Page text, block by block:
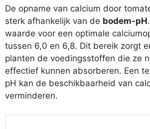
De opname van calcium door
sterk afhankelijk van de bodem-pH
waarde voor een optimale
tussen 6,0 en 6,8. Dit bereik zorgt
planten de voedingsstoffen die ze
effectief kunnen absorberen. Een
pH kan de beschikbaarheid van
verminderen.